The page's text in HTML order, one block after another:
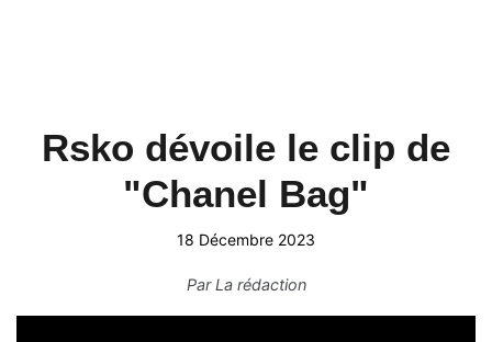
Rsko dévoile le clip de
"Chanel Bag"
18 Décembre 2023
ParLa rédaction